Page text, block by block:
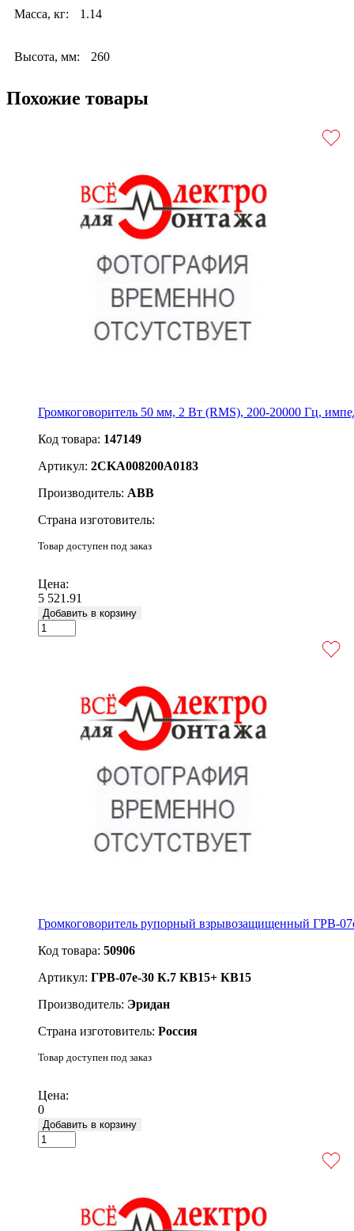
Масса, кг: 1.14
Высота, мм: 260
Похожие товары
Громкоговоритель 50 мм, 2 Вт (RMS), 200-20000 Гц,
Код товара: 147149
Артикул: 2CKA008200A0183
Производитель: ABB
Страна изготовитель:
Товар доступен под заказ
Цена:
5 521.91
Добавить в корзину
Громкоговоритель рупорный взрывозащищенный ГРВ-
Код товара: 50906
Артикул: ГРВ-07е-30 К.7 КВ15+ КВ15
Производитель: Эридан
Страна изготовитель: Россия
Товар доступен под заказ
Цена:
0
Добавить в корзину